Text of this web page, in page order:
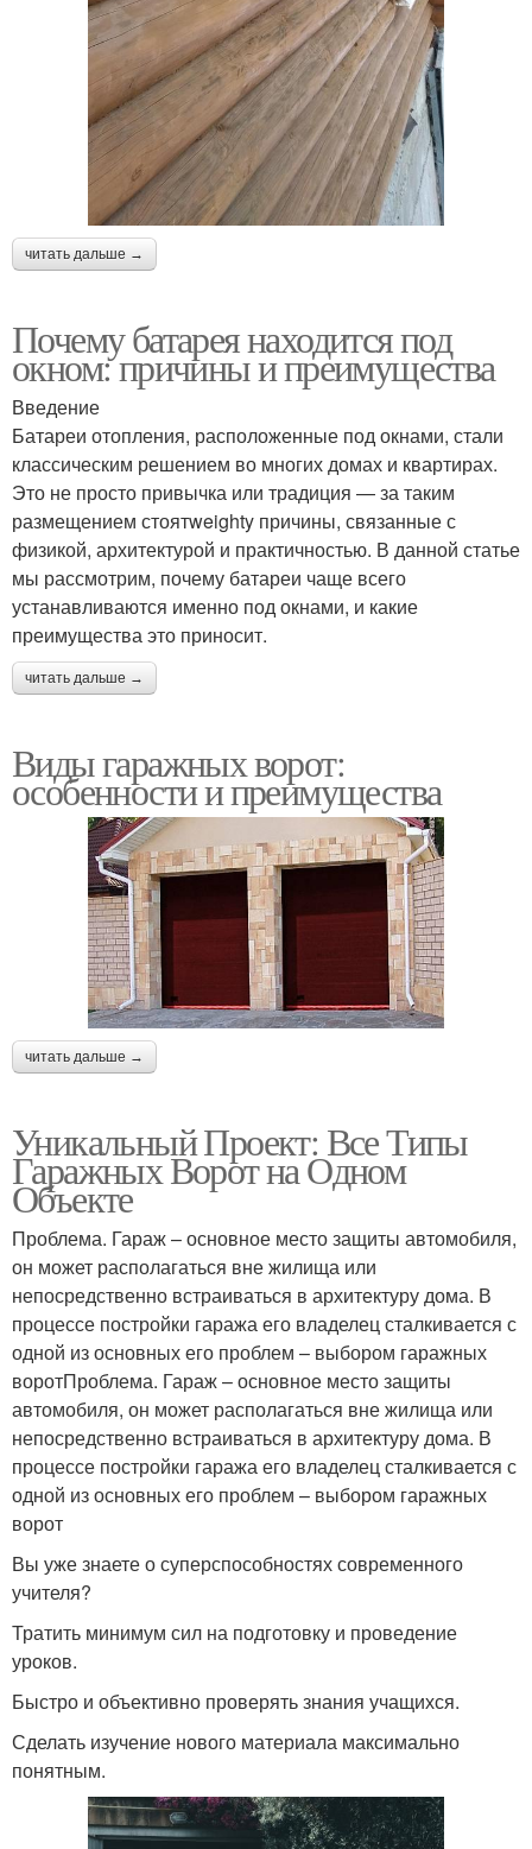
читать дальше →
Почему батарея находится под
окном: причины и преимущества
Введение
Батареи отопления, расположенные под окнами, стали
классическим решением во многих домах и квартирах.
Это не просто привычка или традиция — за таким
размещением стоятweighty причины, связанные с
физикой, архитектурой и практичностью. В данной статье
мы рассмотрим, почему батареи чаще всего
устанавливаются именно под окнами, и какие
преимущества это приносит.
читать дальше →
Виды гаражных ворот:
особенности и преимущества
читать дальше →
Уникальный Проект: Все Типы
Гаражных Ворот на Одном
Объекте
Проблема. Гараж – основное место защиты автомобиля,
он может располагаться вне жилища или
непосредственно встраиваться в архитектуру дома. В
процессе постройки гаража его владелец сталкивается с
одной из основных его проблем – выбором гаражных
воротПроблема. Гараж – основное место защиты
автомобиля, он может располагаться вне жилища или
непосредственно встраиваться в архитектуру дома. В
процессе постройки гаража его владелец сталкивается с
одной из основных его проблем – выбором гаражных
ворот
Вы уже знаете о суперспособностях современного
учителя?
Тратить минимум сил на подготовку и проведение
уроков.
Быстро и объективно проверять знания учащихся.
Сделать изучение нового материала максимально
понятным.